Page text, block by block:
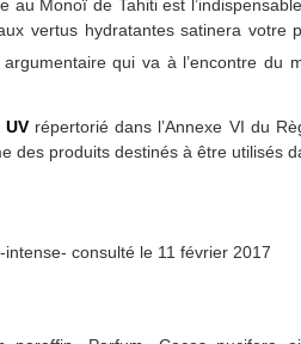
Monoï de Tahiti est
vertus hydratantes satinera votre
qui va à l’encontre du
répertorié dans l’Annexe VI du
produits destinés à être utilisés
consulté le 11 février 2017